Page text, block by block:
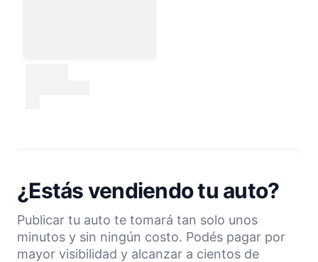
¿Estás vendiendo tu auto?
Publicar tu auto te tomará tan solo unos
minutos y sin ningún costo. Podés pagar por
mayor visibilidad y alcanzar a cientos de